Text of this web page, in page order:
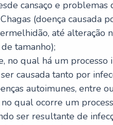
cansaço e problemas
(doença causada
até alteração
tamanho);
no qual há um
causada tanto por
autoimunes, entre
qual ocorre um
ser resultante de